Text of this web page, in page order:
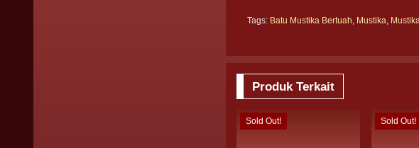
Tags: Batu Mustika Bertuah, Mustika,
Produk Terkait
Sold Out! Sold Out!